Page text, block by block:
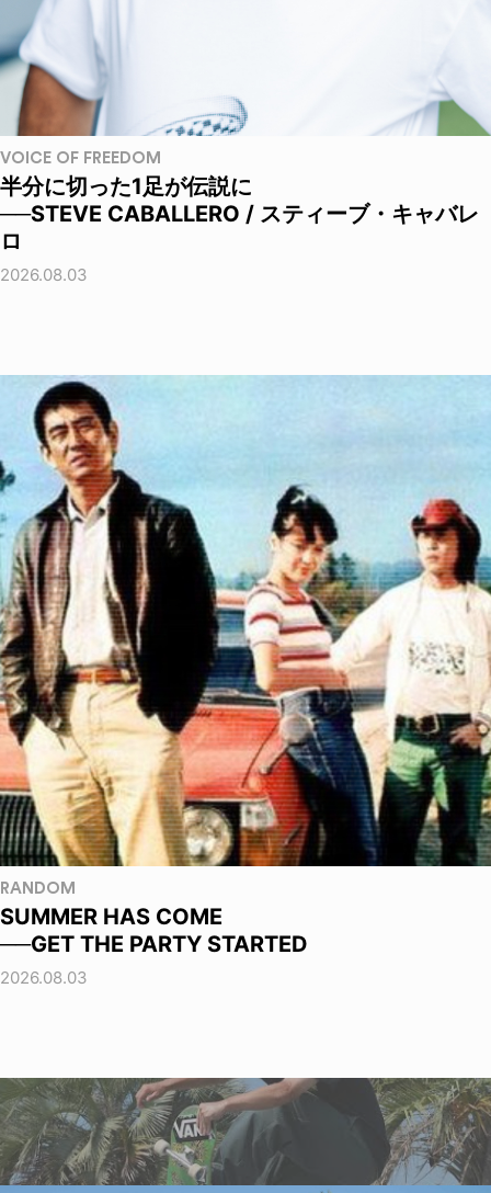
VOICE OF FREEDOM
半分に切った1足が伝説に
──STEVE CABALLERO / スティーブ・キャバレ
ロ
2026.08.03
RANDOM
SUMMER HAS COME
──GET THE PARTY STARTED
2026.08.03